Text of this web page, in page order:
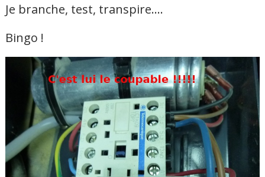
Je branche, test, transpire….
Bingo !